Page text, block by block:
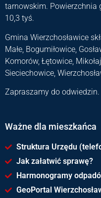
tarnowskim. Powierzchnia
10,3 tyś.
Gmina Wierzchosławice
Małe, Bogumiłowice,
Komorów, Łętowice,
Sieciechowice,
Zapraszamy do odwiedzin.
Ważne dla mieszkańca
Struktura Urzędu
Jak załatwić sprawę?
Harmonogramy
GeoPortal